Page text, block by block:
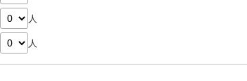
人
人